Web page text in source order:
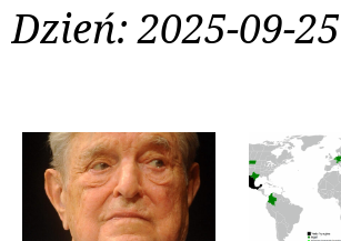
Dzień:2025-09-25